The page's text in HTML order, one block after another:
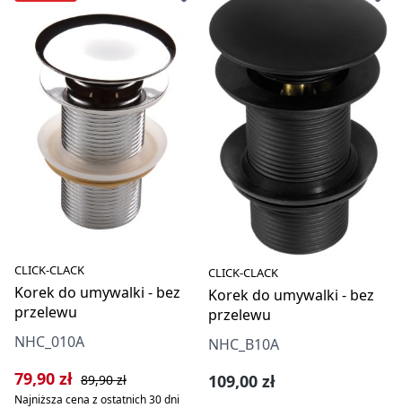
CLICK-CLACK
Korek do umywalki - bez
przelewu
NHC_010A
Cena sprzedaży:
79,90 zł Cena regularna:
89,90 zł
Najniższa cena z ostatnich 30 dni
CLICK-CLACK
Korek do umywalki - bez
przelewu
NHC_B10A
Cena regularna:
109,00 zł